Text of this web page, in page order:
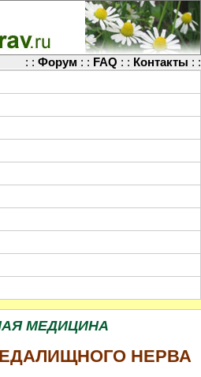
: : Форум : : FAQ : : Контакты : :
МЕДИЦИНА
НЕРВА